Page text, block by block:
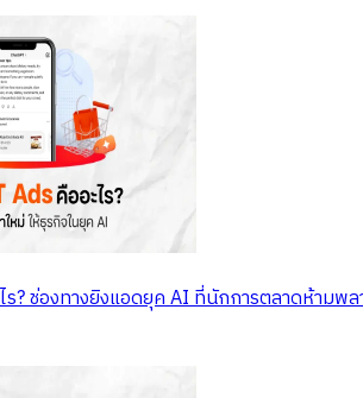
ร? ช่องทางยิงแอดยุค AI ที่นักการตลาดห้ามพ